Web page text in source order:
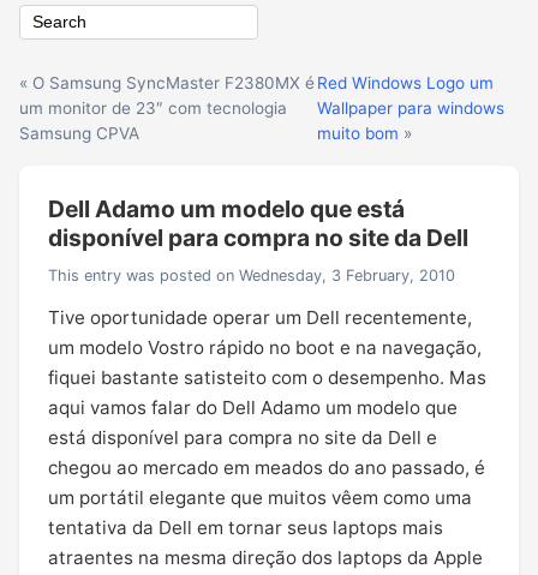
« O Samsung SyncMaster F2380MX é
um monitor de 23″ com tecnologia
Samsung CPVA
Red Windows Logo um
Wallpaper para windows
muito bom »
Dell Adamo um modelo que está
disponível para compra no site da Dell
This entry was posted on Wednesday, 3 February, 2010
Tive oportunidade operar um Dell recentemente,
um modelo Vostro rápido no boot e na navegação,
fiquei bastante satisteito com o desempenho. Mas
aqui vamos falar do Dell Adamo um modelo que
está disponível para compra no site da Dell e
chegou ao mercado em meados do ano passado, é
um portátil elegante que muitos vêem como uma
tentativa da Dell em tornar seus laptops mais
atraentes na mesma direção dos laptops da Apple